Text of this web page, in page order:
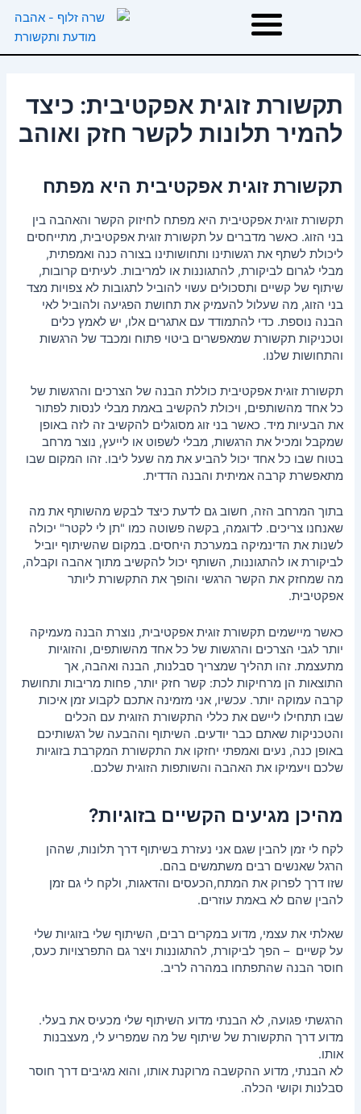
אודות
טיפולים
הרצאות וסדנאות
המלצות
משפטי השראה
תקשורת זוגית אפקטיבית: כיצד
להמיר תלונות לקשר חזק ואוהב
תקשורת זוגית אפקטיבית היא מפתח
תקשורת זוגית אפקטיבית היא מפתח לחיזוק הקשר והאהבה בין
בני הזוג. כאשר מדברים על תקשורת זוגית אפקטיבית, מתייחסים
ליכולת לשתף את רגשותינו ותחושותינו בצורה כנה ואמפתית,
מבלי לגרום לביקורת, להתגוננות או למריבות. לעיתים קרובות,
שיתוף של קשיים ותסכולים עשוי להוביל לתגובות לא צפויות מצד
בני הזוג, מה שעלול להעמיק את תחושת הפגיעה ולהוביל לאי
הבנה נוספת. כדי להתמודד עם אתגרים אלו, יש לאמץ כלים
וטכניקות תקשורת שמאפשרים ביטוי פתוח ומכבד של הרגשות
והתחושות שלנו.
תקשורת זוגית אפקטיבית כוללת הבנה של הצרכים והרגשות של
כל אחד מהשותפים, ויכולת להקשיב באמת מבלי לנסות לפתור
את הבעיות מיד. כאשר בני זוג מסוגלים להקשיב זה לזה באופן
שמקבל ומכיל את הרגשות, מבלי לשפוט או לייעץ, נוצר מרחב
בטוח שבו כל אחד יכול להביע את מה שעל ליבו. זהו המקום שבו
מתאפשרת קרבה אמיתית והבנה הדדית.
בתוך המרחב הזה, חשוב גם לדעת כיצד לבקש מהשותף את מה
שאנחנו צריכים. לדוגמה, בקשה פשוטה כמו "תן לי לקטר" יכולה
לשנות את הדינמיקה במערכת היחסים. במקום שהשיתוף יוביל
לביקורת או להתגוננות, השותף יכול להקשיב מתוך אהבה וקבלה,
מה שמחזק את הקשר הרגשי והופך את התקשורת ליותר
אפקטיבית.
כאשר מיישמים תקשורת זוגית אפקטיבית, נוצרת הבנה מעמיקה
יותר לגבי הצרכים והרגשות של כל אחד מהשותפים, והזוגיות
מתעצמת. זהו תהליך שמצריך סבלנות, הבנה ואהבה, אך
התוצאות הן מרחיקות לכת: קשר חזק יותר, פחות מריבות ותחושת
קרבה עמוקה יותר. עכשיו, אני מזמינה אתכם לקבוע זמן איכות
שבו תתחילו ליישם את כללי התקשורת הזוגית עם הכלים
והטכניקות שאתם כבר יודעים. השיתוף וההבעה של רגשותיכם
באופן כנה, נעים ואמפתי יחזקו את התקשורת המקרבת בזוגיות
שלכם ויעמיקו את האהבה והשותפות הזוגית שלכם.
מהיכן מגיעים הקשיים בזוגיות?
לקח לי זמן להבין שגם אני נעזרת בשיתוף דרך תלונות, שההן
הרגל שאנשים רבים משתמשים בהם.
שזו דרך לפרוק את המתח,הכעסים והדאגות, ולקח לי גם זמן
להבין שהם לא באמת עוזרים.
שאלתי את עצמי, מדוע במקרים רבים, השיתוף שלי בזוגיות שלי
על קשיים – הפך לביקורת, להתגוננות ויצר גם התפרצויות כעס,
חוסר הבנה שהתפתחו במהרה לריב.
הרגשתי פגועה, לא הבנתי מדוע השיתוף שלי מכעיס את בעלי.
מדוע דרך התקשורת של שיתוף של מה שמפריע לי, מעצבנות
אותו.
לא הבנתי, מדוע ההקשבה מרוקנת אותו, והוא מגיבים דרך חוסר
סבלנות וקושי הכלה.